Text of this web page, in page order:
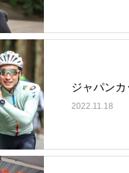
ジャパン
2022.11.18